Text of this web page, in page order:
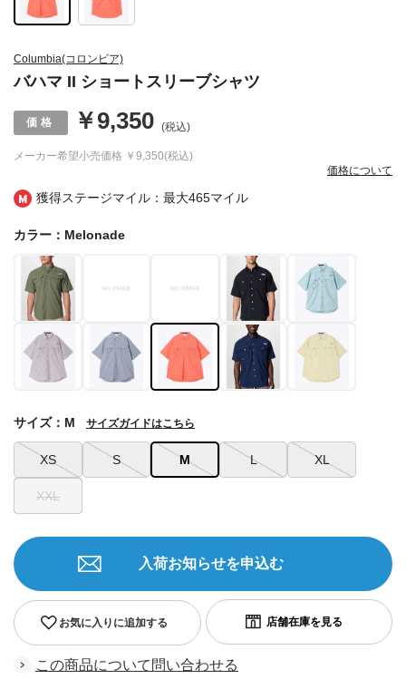
獲得ステージマイル：最大465マイル
Columbia(コロンビア)
バハマ II ショートスリーブシャツ
メーカー希望小売価格 ￥9,350(税込)
￥9,350 (税込)
価格について
カラー：Melonade
XS S M L XL
XXL
サイズ：M サイズガイドはこちら
お気に入りに追加する
入荷お知らせを申込む
この商品について問い合わせる